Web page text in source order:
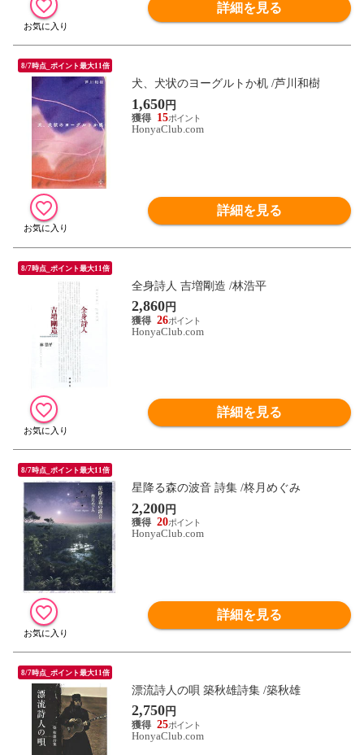
詳細を見る
8/7時点_ポイント最大11倍
犬、犬状のヨーグルトか机 /芦川和樹
1,650円
15
HonyaClub.com
詳細を見る
8/7時点_ポイント最大11倍
全身詩人 吉増剛造 /林浩平
2,860円
26
HonyaClub.com
詳細を見る
8/7時点_ポイント最大11倍
星降る森の波音 詩集 /柊月めぐみ
2,200円
20
HonyaClub.com
詳細を見る
8/7時点_ポイント最大11倍
漂流詩人の唄 築秋雄詩集 /築秋雄
2,750円
25
HonyaClub.com